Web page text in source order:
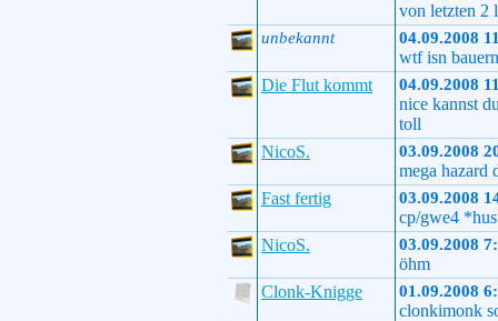
von letzten 2
unbekannt 04.09.2008
wtf isn
Die Flut kommt
04.09.2008
nice kannst
toll
NicoS.
03.09.2008
mega hazard
Fast fertig
03.09.2008
cp/gwe4
NicoS.
03.09.2008
öhm
Clonk-Knigge
01.09.2008
clonkimonk